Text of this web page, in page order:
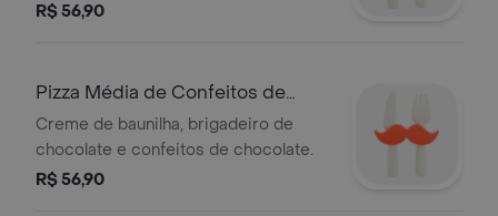
R$ 56,90
Pizza Média de Confeitos de
Chocolate
Creme de baunilha, brigadeiro de
chocolate e confeitos de chocolate.
R$ 56,90